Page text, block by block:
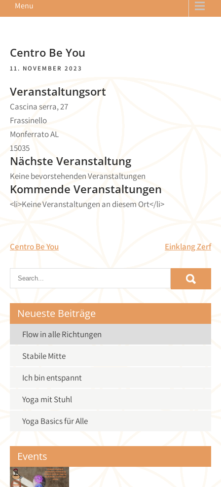
Menu
Centro Be You
11. NOVEMBER 2023
Veranstaltungsort
Cascina serra, 27
Frassinello
Monferrato AL
15035
Nächste Veranstaltung
Keine bevorstehenden Veranstaltungen
Kommende Veranstaltungen
<li>Keine Veranstaltungen an diesem Ort</li>
Beitragsnavigation
Centro Be You Einklang Zerf
Neueste Beiträge
Flow in alle Richtungen
Stabile Mitte
Ich bin entspannt
Yoga mit Stuhl
Yoga Basics für Alle
Events